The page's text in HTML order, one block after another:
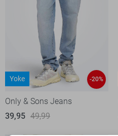
Yoke -20%
Only & Sons Jeans
39,95 49,99